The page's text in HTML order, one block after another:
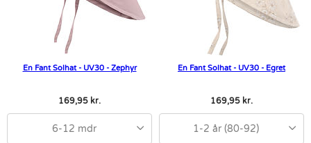
En Fant Solhat - UV30 - Zephyr
169,95 kr.
6-12 mdr
En Fant Solhat - UV30 - Egret
169,95 kr.
1-2 år (80-92)